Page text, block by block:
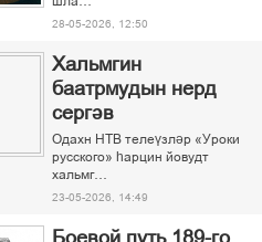
28-05-2026, 12:50
Хальмгин
баатрмудын нерд
сергәв
Одахн НТВ телеүзләр «Уроки
русского» һарцин йовудт
хальмг…
23-05-2026, 14:49
Боевой путь 189-го